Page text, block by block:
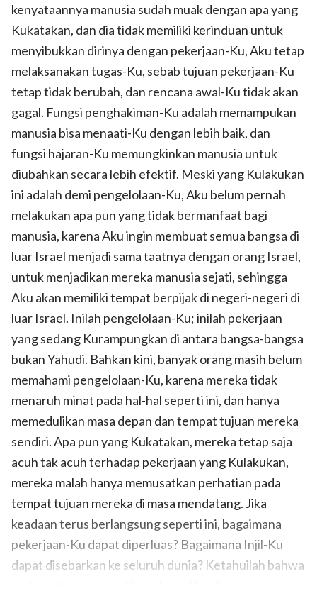
kenyataannya manusia sudah muak dengan apa yang
Kukatakan, dan dia tidak memiliki kerinduan untuk
menyibukkan dirinya dengan pekerjaan-Ku, Aku tetap
melaksanakan tugas-Ku, sebab tujuan pekerjaan-Ku
tetap tidak berubah, dan rencana awal-Ku tidak akan
gagal. Fungsi penghakiman-Ku adalah memampukan
manusia bisa menaati-Ku dengan lebih baik, dan
fungsi hajaran-Ku memungkinkan manusia untuk
diubahkan secara lebih efektif. Meski yang Kulakukan
ini adalah demi pengelolaan-Ku, Aku belum pernah
melakukan apa pun yang tidak bermanfaat bagi
manusia, karena Aku ingin membuat semua bangsa di
luar Israel menjadi sama taatnya dengan orang Israel,
untuk menjadikan mereka manusia sejati, sehingga
Aku akan memiliki tempat berpijak di negeri-negeri di
luar Israel. Inilah pengelolaan-Ku; inilah pekerjaan
yang sedang Kurampungkan di antara bangsa-bangsa
bukan Yahudi. Bahkan kini, banyak orang masih belum
memahami pengelolaan-Ku, karena mereka tidak
menaruh minat pada hal-hal seperti ini, dan hanya
memedulikan masa depan dan tempat tujuan mereka
sendiri. Apa pun yang Kukatakan, mereka tetap saja
acuh tak acuh terhadap pekerjaan yang Kulakukan,
mereka malah hanya memusatkan perhatian pada
tempat tujuan mereka di masa mendatang. Jika
keadaan terus berlangsung seperti ini, bagaimana
pekerjaan-Ku dapat diperluas? Bagaimana Injil-Ku
dapat disebarkan ke seluruh dunia? Ketahuilah bahwa